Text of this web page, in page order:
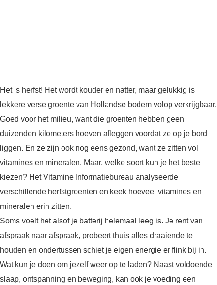
Het is herfst! Het wordt kouder en natter, maar gelukkig is
lekkere verse groente van Hollandse bodem volop verkrijgbaar.
Goed voor het milieu, want die groenten hebben geen
duizenden kilometers hoeven afleggen voordat ze op je bord
liggen. En ze zijn ook nog eens gezond, want ze zitten vol
vitamines en mineralen. Maar, welke soort kun je het beste
kiezen? Het Vitamine Informatiebureau analyseerde
verschillende herfstgroenten en keek hoeveel vitamines en
mineralen erin zitten.
Soms voelt het alsof je batterij helemaal leeg is. Je rent van
afspraak naar afspraak, probeert thuis alles draaiende te
houden en ondertussen schiet je eigen energie er flink bij in.
Wat kun je doen om jezelf weer op te laden? Naast voldoende
slaap, ontspanning en beweging, kan ook je voeding een